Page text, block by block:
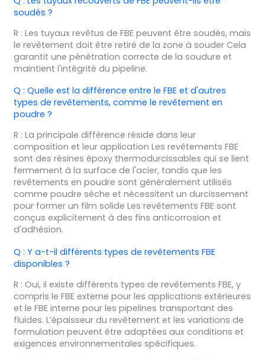
soudés ?
R : Les tuyaux revêtus de FBE peuvent être soudés, mais
le revêtement doit être retiré de la zone à souder Cela
garantit une pénétration correcte de la soudure et
maintient l'intégrité du pipeline.
Q : Quelle est la différence entre le FBE et d'autres
types de revêtements, comme le revêtement en
poudre ?
R : La principale différence réside dans leur
composition et leur application Les revêtements FBE
sont des résines époxy thermodurcissables qui se lient
fermement à la surface de l'acier, tandis que les
revêtements en poudre sont généralement utilisés
comme poudre sèche et nécessitent un durcissement
pour former un film solide Les revêtements FBE sont
conçus explicitement à des fins anticorrosion et
d'adhésion.
Q : Y a-t-il différents types de revêtements FBE
disponibles ?
R : Oui, il existe différents types de revêtements FBE, y
compris le FBE externe pour les applications extérieures
et le FBE interne pour les pipelines transportant des
fluides. L’épaisseur du revêtement et les variations de
formulation peuvent être adaptées aux conditions et
exigences environnementales spécifiques.